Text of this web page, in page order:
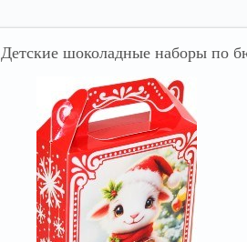
Детские шоколадные наборы по